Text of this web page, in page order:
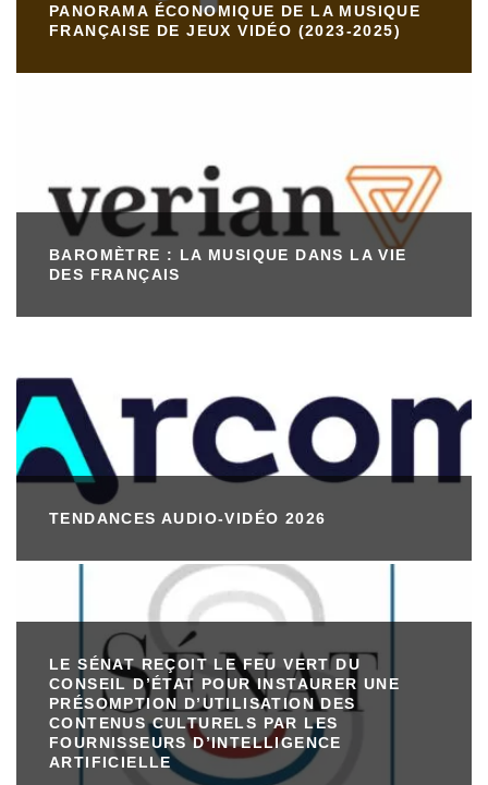
PANORAMA ÉCONOMIQUE DE LA MUSIQUE
FRANÇAISE DE JEUX VIDÉO (2023-2025)
BAROMÈTRE : LA MUSIQUE DANS LA VIE
DES FRANÇAIS
TENDANCES AUDIO-VIDÉO 2026
LE SÉNAT REÇOIT LE FEU VERT DU
CONSEIL D’ÉTAT POUR INSTAURER UNE
PRÉSOMPTION D’UTILISATION DES
CONTENUS CULTURELS PAR LES
FOURNISSEURS D’INTELLIGENCE
ARTIFICIELLE